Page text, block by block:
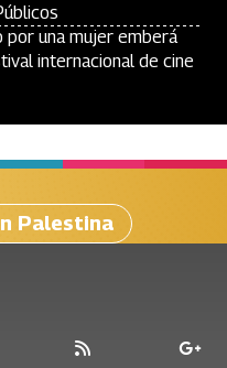
una mujer emberá
internacional de cine
Palestina